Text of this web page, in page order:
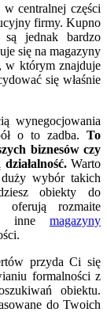
centralnej części
firmy. Kupno
są jednak bardzo
się na magazyny
w którym znajduje
się właśnie
wynegocjowania
o to zadba. To
biznesów czy
Warto
wybór takich
obiekty do
rozmaite
inne magazyny
przyda Ci się
formalności z
obiektu.
do Twoich